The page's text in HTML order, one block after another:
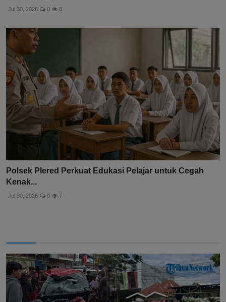
Jul 30, 2026 0 8
Polsek Plered Perkuat Edukasi Pelajar untuk Cegah
Kenak...
Jul 30, 2026 0 7